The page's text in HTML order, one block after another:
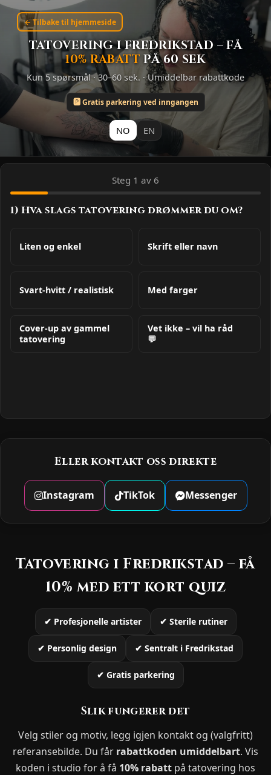
← Tilbake til hjemmeside
TATOVERING I FREDRIKSTAD – FÅ
10% RABATT PÅ 60 SEK
Kun 5 spørsmål · 30–60 sek. · Umiddelbar rabattkode
🅿️ Gratis parkering ved inngangen
NO EN
Steg 1 av 6
1) Hva slags tatovering drømmer du om?
Liten og enkel Skrift eller navn
Svart-hvitt / realistisk Med farger
Cover-up av gammel
tatovering
Vet ikke – vil ha råd
💬
Eller kontakt oss direkte
Instagram TikTok Messenger
Tatovering i Fredrikstad – få
10% med ett kort quiz
✔ Profesjonelle artister ✔ Sterile rutiner
✔ Personlig design ✔ Sentralt i Fredrikstad
✔ Gratis parkering
Slik fungerer det
Velg stiler og motiv, legg igjen kontakt og (valgfritt)
referansebilde. Du får rabattkoden umiddelbart. Vis
koden i studio for å få 10% rabatt på tatovering hos